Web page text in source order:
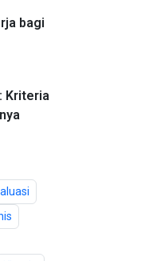
bagi
Kriteria